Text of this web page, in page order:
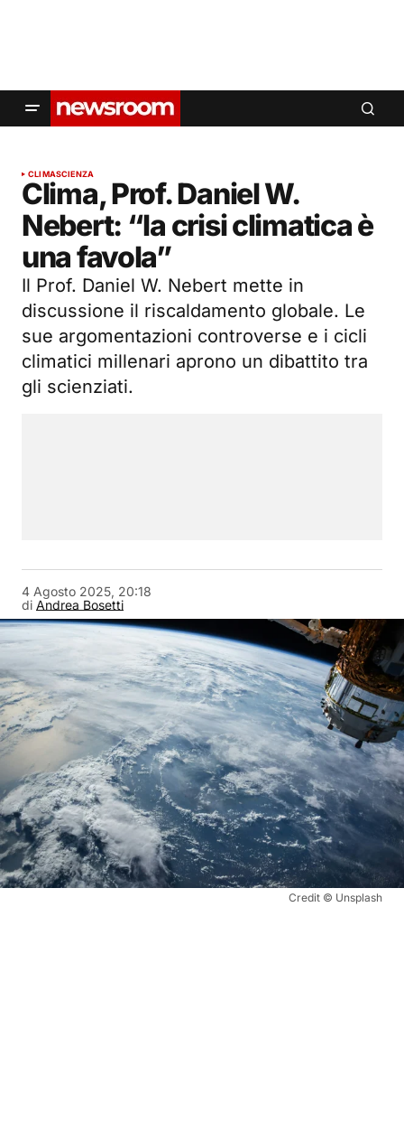
CLIMASCIENZA
Clima, Prof. Daniel W.
Nebert: “la crisi climatica è
una favola”
Il Prof. Daniel W. Nebert mette in
discussione il riscaldamento globale. Le
sue argomentazioni controverse e i cicli
climatici millenari aprono un dibattito tra
gli scienziati.
di Andrea Bosetti
4 Agosto 2025, 20:18
Credit © Unsplash